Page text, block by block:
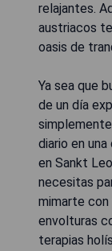
relajantes.
austriacos
oasis de
Ya sea que
de un día
diario en
en Sankt
necesitas
mimarte
envolturas
terapias